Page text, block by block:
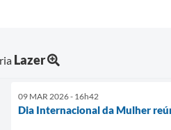
Lazer
09 MAR 2026 - 16h42
Dia Internacional da Mulher